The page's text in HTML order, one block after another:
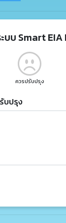
บบ Smart EIA
ควรปรับปรุง
บปรุง